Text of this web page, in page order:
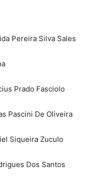
Pereira Silva Sales
Prado Fasciolo
Pascini De Oliveira
Siqueira Zuculo
Dos Santos